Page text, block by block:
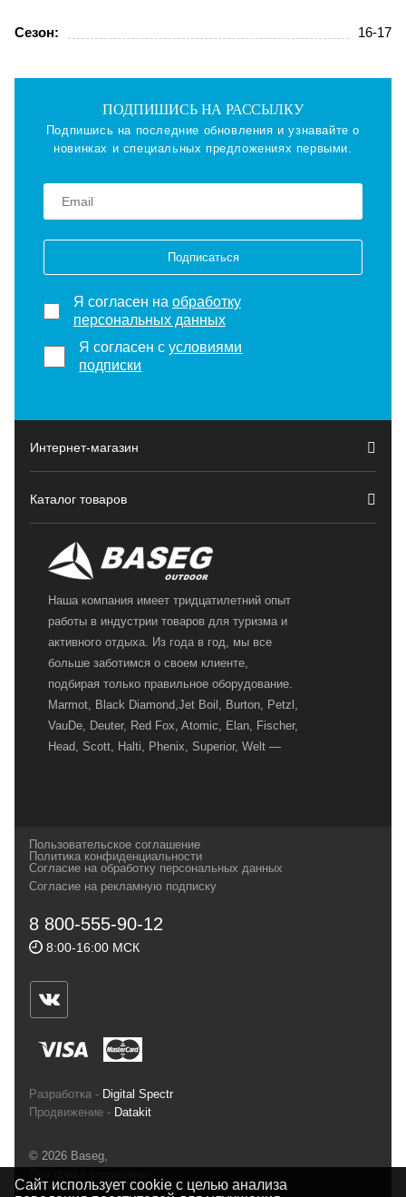
Сезон: 16-17
ПОДПИШИСЬ НА РАССЫЛКУ
Подпишись на последние обновления и узнавайте о
новинках и специальных предложениях первыми.
Подписаться
Я согласен на обработку
персональных данных
Я согласен сусловиями
подписки
Интернет-магазин
Каталог товаров
Наша компания имеет тридцатилетний опыт
работы в индустрии товаров для туризма и
активного отдыха. Из года в год, мы все
больше заботимся о своем клиенте,
подбирая только правильное оборудование.
Marmot, Black Diamond,Jet Boil, Burton, Petzl,
VauDe, Deuter, Red Fox, Atomic, Elan, Fischer,
Head, Scott, Halti, Phenix, Superior, Welt —
и взыскательных путешественников,
спортсменов и отдыхающих.
Геннадьевич
ИНН 590300057023 ОГРН 304590319000121
ул.Советская, 25, магазин Басег.
Тел./факс (342) 2101242
Пользовательское соглашение
Политика конфиденциальности
Согласие на обработку персональных данных
Согласие на рекламную подписку
8 800-555-90-12
8:00-16:00 МСК
Разработка - Digital Spectr
Продвижение - Datakit
© 2026 Baseg,
Сайт использует cookie с целью анализа